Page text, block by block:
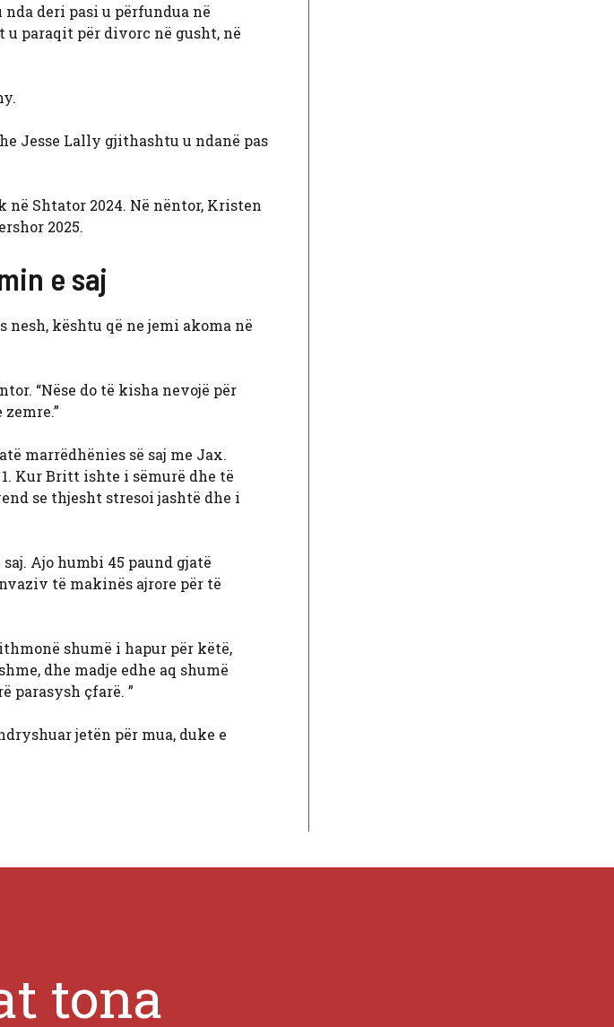
deri pasi u përfundua në
paraqit për divorc në gusht, në
Jesse Lally gjithashtu u ndanë pas
Shtator 2024. Në nëntor, Kristen
2025.
e saj
nesh, kështu që ne jemi akoma në
“Nëse do të kisha nevojë për
marrëdhënies së saj me Jax.
Kur Britt ishte i sëmurë dhe të
se thjesht stresoi jashtë dhe i
Ajo humbi 45 paund gjatë
të makinës ajrore për të
shumë i hapur për këtë,
dhe madje edhe aq shumë
parasysh çfarë. ”
jetën për mua, duke e
tona